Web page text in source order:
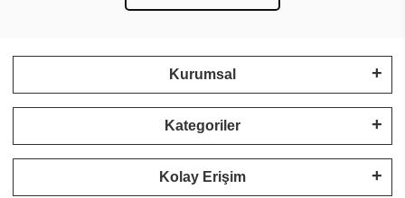
Kurumsal
Kategoriler
Kolay Erişim